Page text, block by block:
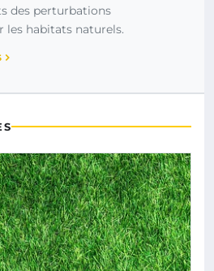
des perturbations
les habitats naturels.